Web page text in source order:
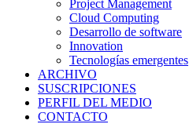
Project Management
Cloud Computing
Desarrollo de software
Innovation
Tecnologías emergentes
ARCHIVO
SUSCRIPCIONES
PERFIL DEL MEDIO
CONTACTO